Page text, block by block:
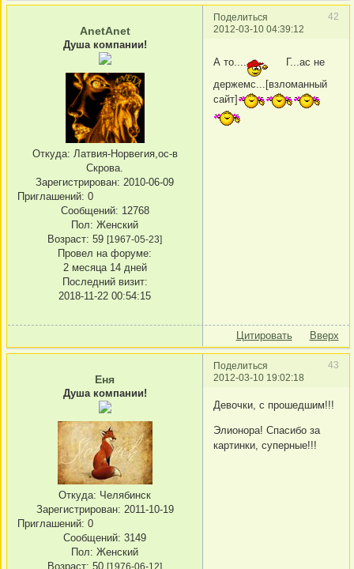
Поделиться
42
2012-03-10 04:39:12
AnetAnet
Душа компании!
Откуда: Латвия-Норвегия,ос-в
Скрова.
Зарегистрирован: 2010-06-09
Приглашений: 0
Сообщений: 12768
Пол: Женский
Возраст: 59 [1967-05-23]
Провел на форуме:
2 месяца 14 дней
Последний визит:
2018-11-22 00:54:15
А то....
Г...ас не
держемс...[взломанный
сайт]
Цитировать Вверх
Поделиться
43
2012-03-10 19:02:18
Еня
Душа компании!
Откуда: Челябинск
Зарегистрирован: 2011-10-19
Приглашений: 0
Сообщений: 3149
Пол: Женский
Возраст: 50 [1976-06-12]
Девочки, с прошедшим!!!
Элионора! Спасибо за
картинки, суперные!!!